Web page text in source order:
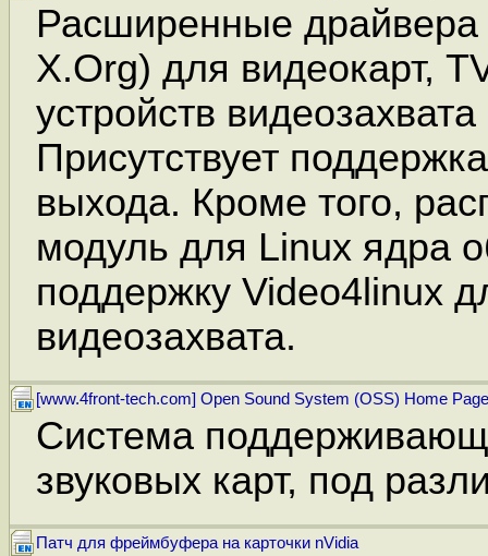
Расширенные драйвера
X.Org) для видеокарт,
устройств
Присутствует
выхода. Кроме того,
модуль для Linux ядра
поддержку Video4linux
видеозахвата.
[www.4front-tech.com] Open Sound System (OSS) Home Page
Система
звуковых карт, под
Патч для фреймбуфера на карточки nVidia